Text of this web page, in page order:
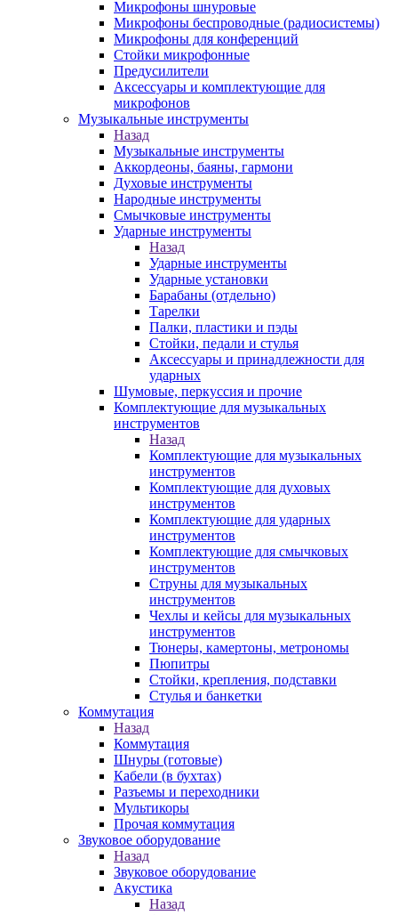
Микрофоны шнуровые
Микрофоны беспроводные (радиосистемы)
Микрофоны для конференций
Стойки микрофонные
Предусилители
Аксессуары и комплектующие для
микрофонов
Музыкальные инструменты
Назад
Музыкальные инструменты
Аккордеоны, баяны, гармони
Духовые инструменты
Народные инструменты
Смычковые инструменты
Ударные инструменты
Назад
Ударные инструменты
Ударные установки
Барабаны (отдельно)
Тарелки
Палки, пластики и пэды
Стойки, педали и стулья
Аксессуары и принадлежности для
ударных
Шумовые, перкуссия и прочие
Комплектующие для музыкальных
инструментов
Назад
Комплектующие для музыкальных
инструментов
Комплектующие для духовых
инструментов
Комплектующие для ударных
инструментов
Комплектующие для смычковых
инструментов
Струны для музыкальных
инструментов
Чехлы и кейсы для музыкальных
инструментов
Тюнеры, камертоны, метрономы
Пюпитры
Стойки, крепления, подставки
Стулья и банкетки
Коммутация
Назад
Коммутация
Шнуры (готовые)
Кабели (в бухтах)
Разъемы и переходники
Мультикоры
Прочая коммутация
Звуковое оборудование
Назад
Звуковое оборудование
Акустика
Назад